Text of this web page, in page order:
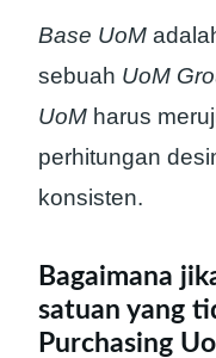
Base UoM
sebuah UoM
UoM harus
perhitungan
konsisten.
Bagaimana
satuan yang
Purchasing